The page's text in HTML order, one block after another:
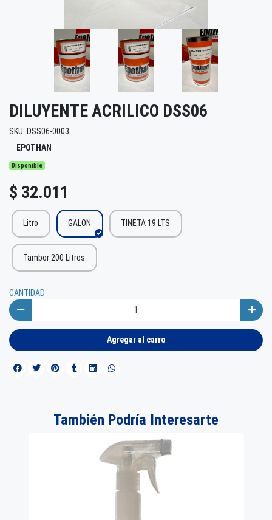
DILUYENTE ACRILICO DSS06
SKU: DSS06-0003
EPOTHAN
Disponible
$ 32.011
Litro GALON TINETA 19 LTS
Tambor 200 Litros
CANTIDAD
Agregar al carro
También Podría Interesarte